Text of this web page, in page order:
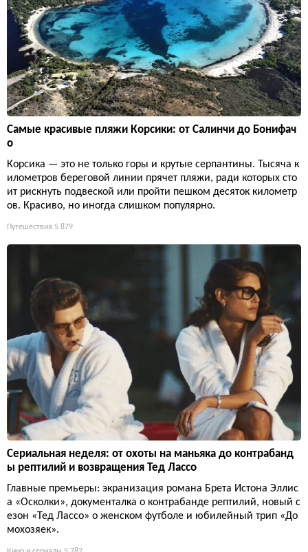
Самые красивые пляжи Корсики: от Салинчи до Бонифач
о
Корсика — это не только горы и крутые серпантины. Тысяча к
илометров береговой линии прячет пляжи, ради которых сто
ит рискнуть подвеской или пройти пешком десяток километр
ов. Красиво, но иногда слишком популярно.
Путешествия 5 879
Сериальная неделя: от охоты на маньяка до контрабанд
ы рептилий и возвращения Тед Лассо
Главные премьеры: экранизация романа Брета Истона Эллис
а «Осколки», документалка о контрабанде рептилий, новый с
езон «Тед Лассо» о женском футболе и юбилейный трип «До
мохозяек».